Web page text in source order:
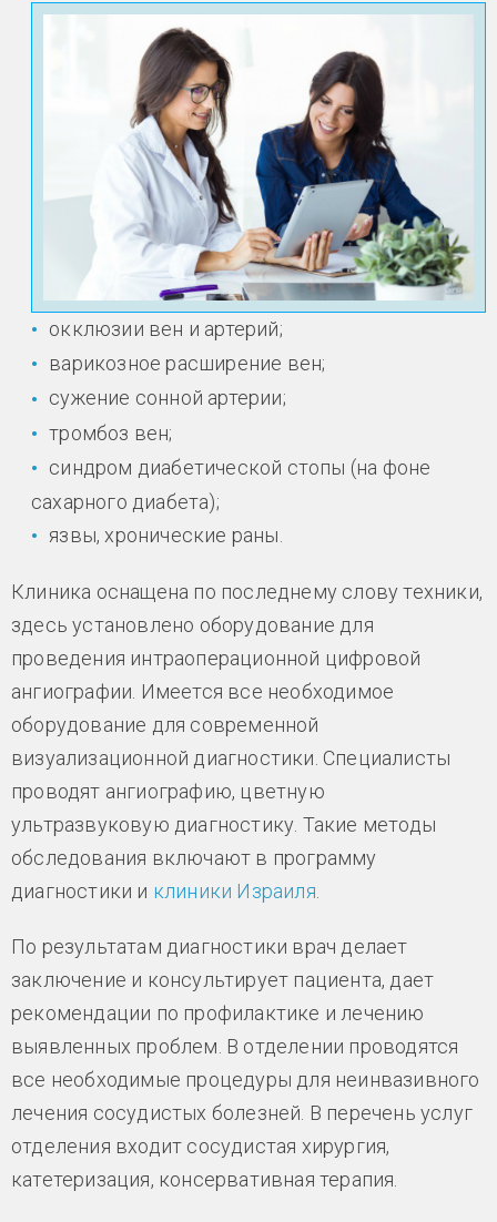
окклюзии вен и артерий;
варикозное расширение вен;
сужение сонной артерии;
тромбоз вен;
синдром диабетической стопы (на фоне
сахарного диабета);
язвы, хронические раны.
Клиника оснащена по последнему слову техники,
здесь установлено оборудование для
проведения интраоперационной цифровой
ангиографии. Имеется все необходимое
оборудование для современной
визуализационной диагностики. Специалисты
проводят ангиографию, цветную
ультразвуковую диагностику. Такие методы
обследования включают в программу
диагностики и клиники Израиля.
По результатам диагностики врач делает
заключение и консультирует пациента, дает
рекомендации по профилактике и лечению
выявленных проблем. В отделении проводятся
все необходимые процедуры для неинвазивного
лечения сосудистых болезней. В перечень услуг
отделения входит сосудистая хирургия,
катетеризация, консервативная терапия.